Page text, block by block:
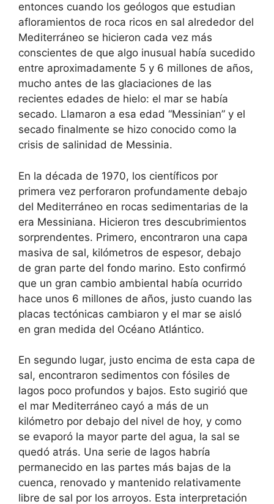
entonces cuando los geólogos que estudian
afloramientos de roca ricos en sal alrededor del
Mediterráneo se hicieron cada vez más
conscientes de que algo inusual había sucedido
entre aproximadamente 5 y 6 millones de años,
mucho antes de las glaciaciones de las
recientes edades de hielo: el mar se había
secado. Llamaron a esa edad “Messinian” y el
secado finalmente se hizo conocido como la
crisis de salinidad de Messinia.
En la década de 1970, los científicos por
primera vez perforaron profundamente debajo
del Mediterráneo en rocas sedimentarias de la
era Messiniana. Hicieron tres descubrimientos
sorprendentes. Primero, encontraron una capa
masiva de sal, kilómetros de espesor, debajo
de gran parte del fondo marino. Esto confirmó
que un gran cambio ambiental había ocurrido
hace unos 6 millones de años, justo cuando las
placas tectónicas cambiaron y el mar se aisló
en gran medida del Océano Atlántico.
En segundo lugar, justo encima de esta capa de
sal, encontraron sedimentos con fósiles de
lagos poco profundos y bajos. Esto sugirió que
el mar Mediterráneo cayó a más de un
kilómetro por debajo del nivel de hoy, y como
se evaporó la mayor parte del agua, la sal se
quedó atrás. Una serie de lagos habría
permanecido en las partes más bajas de la
cuenca, renovado y mantenido relativamente
libre de sal por los arroyos. Esta interpretación